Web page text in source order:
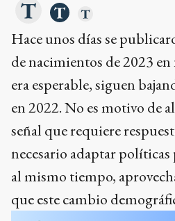
Hace unos días se
de nacimientos de 2023
era esperable, siguen
en 2022. No es motivo de
señal que requiere
necesario adaptar políticas
al mismo tiempo,
que este cambio